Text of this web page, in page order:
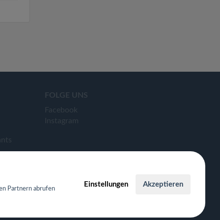
FOLGE UNS
Facebook
Instagram
Partnern abrufen
Einstellungen Akzeptieren